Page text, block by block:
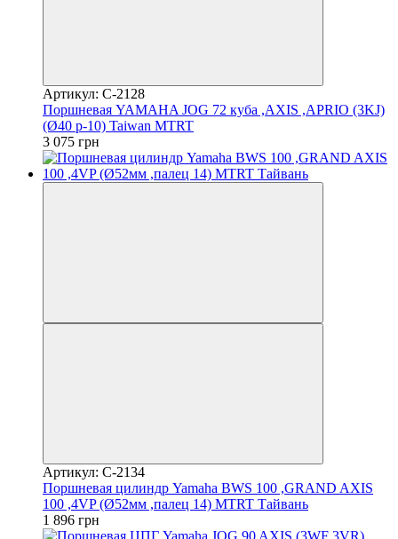
Артикул: C-2128
Поршневая YAMAHA JOG 72 куба ,AXIS ,APRIO (3KJ)
(Ø40 p-10) Taiwan MTRT
3 075 грн
Артикул: C-2134
Поршневая цилиндр Yamaha BWS 100 ,GRAND AXIS
100 ,4VP (Ø52мм ,палец 14) MTRT Тайвань
1 896 грн